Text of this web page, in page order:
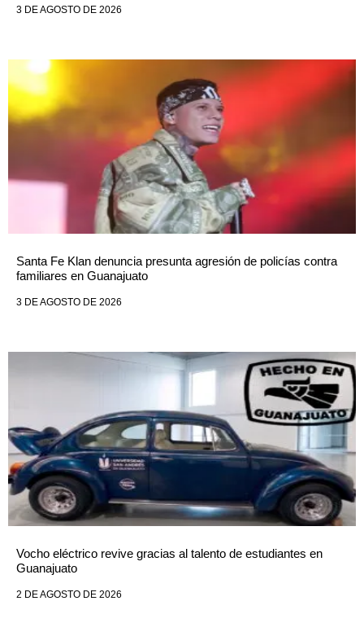
3 DE AGOSTO DE 2026
Santa Fe Klan denuncia presunta agresión de policías contra
familiares en Guanajuato
3 DE AGOSTO DE 2026
Vocho eléctrico revive gracias al talento de estudiantes en
Guanajuato
2 DE AGOSTO DE 2026